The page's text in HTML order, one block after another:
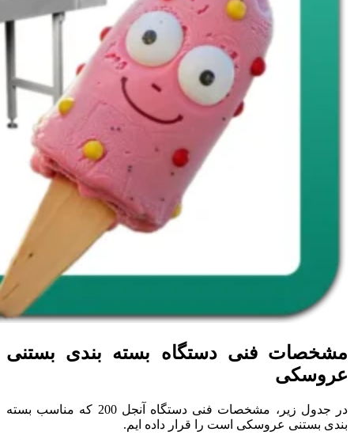
مشخصات فنی دستگاه بسته بندی بستنی
عروسکی
در جدول زیر، مشخصات فنی دستگاه آنجل 200 که مناسب بسته
بندی بستنی عروسکی است را قرار داده ایم.